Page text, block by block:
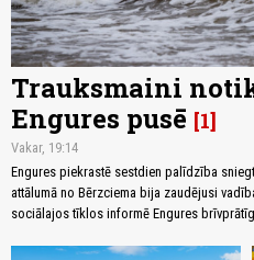
Trauksmaini
Engures pusē 1
Vakar, 19:14
Engures piekrastē sestdien palīdzība
attālumā no Bērzciema bija zaudējusi
sociālajos tīklos informē Engures